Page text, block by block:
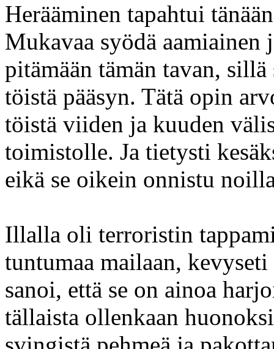
Herääminen tapahtui
Mukavaa syödä aamiainen
pitämään tämän tavan,
töistä pääsyn. Tätä opin
töistä viiden ja kuuden
toimistolle. Ja tietysti
eikä se oikein onnistu
Illalla oli terroristin
tuntumaa mailaan,
sanoi, että se on ainoa
tällaista ollenkaan